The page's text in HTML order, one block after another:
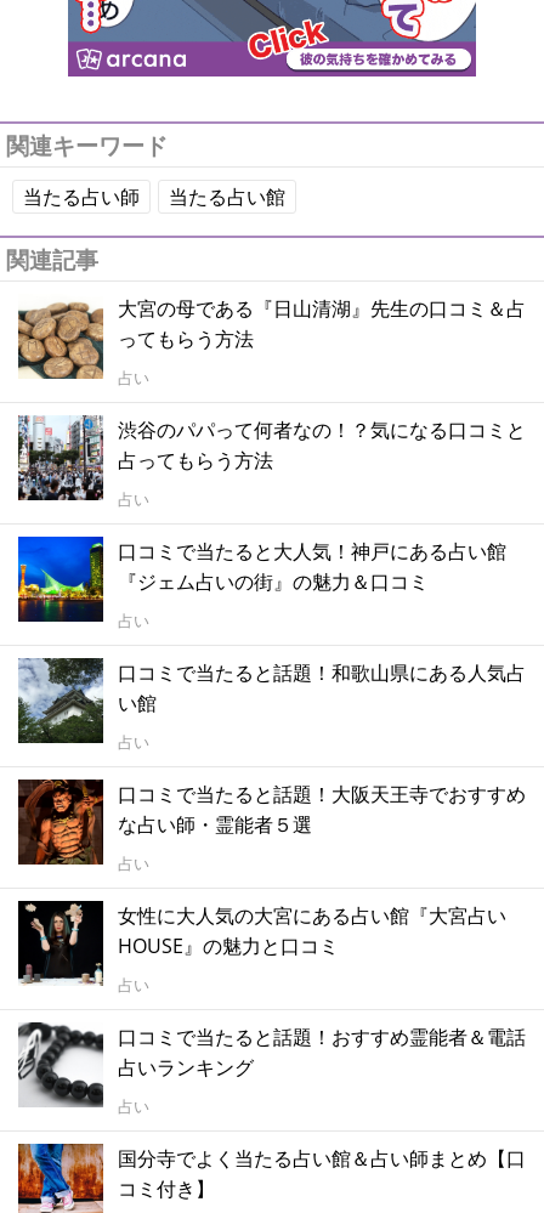
関連キーワード
当たる占い師 当たる占い館
関連記事
大宮の母である『日山清湖』先生の口コミ＆占
ってもらう方法
占い
渋谷のパパって何者なの！？気になる口コミと
占ってもらう方法
占い
口コミで当たると大人気！神戸にある占い館
『ジェム占いの街』の魅力＆口コミ
占い
口コミで当たると話題！和歌山県にある人気占
い館
占い
口コミで当たると話題！大阪天王寺でおすすめ
な占い師・霊能者５選
占い
女性に大人気の大宮にある占い館『大宮占い
HOUSE』の魅力と口コミ
占い
口コミで当たると話題！おすすめ霊能者＆電話
占いランキング
占い
国分寺でよく当たる占い館＆占い師まとめ【口
コミ付き】